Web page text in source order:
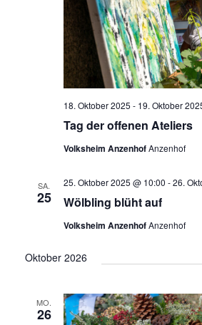
Tag der offenen Ateliers
18. Oktober 2025 - 19. Oktober
Volksheim AnzenhofAnzenhof
SA.
25 Wölbling blüht auf
25. Oktober 2025 @ 10:00 -26.
Volksheim AnzenhofAnzenhof
Oktober 2026
MO.
26